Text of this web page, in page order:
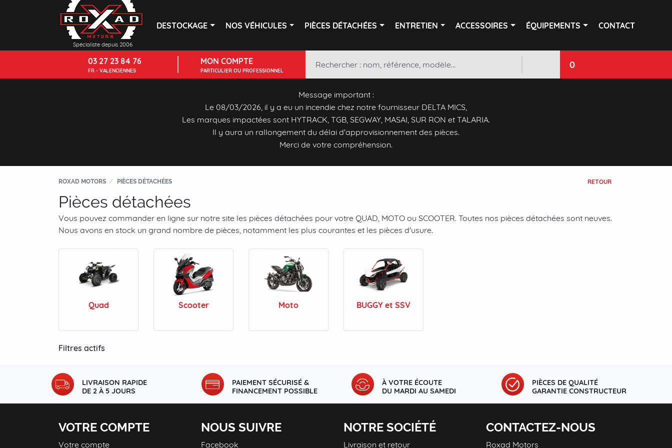
Spécialiste depuis 2006
DESTOCKAGE NOS VÉHICULES PIÈCES DÉTACHÉES ENTRETIEN ACCESSOIRES ÉQUIPEMENTS CONTACT
03 27 23 84 76
FR - VALENCIENNES
MON COMPTE
PARTICULIER OU PROFESSIONNEL
0
Message important :
Le 08/03/2026, il y a eu un incendie chez notre fournisseur DELTA MICS,
Les marques impactées sont HYTRACK, TGB, SEGWAY, MASAI, SUR RON et TALARIA.
Il y aura un rallongement du délai d'approvisionnement des pièces.
Merci de votre compréhension.
ROXAD MOTORS PIÈCES DÉTACHÉES RETOUR
Pièces détachées
Vous pouvez commander en ligne sur notre site les pièces détachées pour votre QUAD, MOTO ou SCOOTER. Toutes nos pièces détachées sont neuves.
Nous avons en stock un grand nombre de pièces, notamment les plus courantes et les pièces d'usure.
Quad Scooter Moto BUGGY et SSV
Filtres actifs
LIVRAISON RAPIDE
DE 2 À 5 JOURS
PAIEMENT SÉCURISÉ &
FINANCEMENT POSSIBLE
À VOTRE ÉCOUTE
DU MARDI AU SAMEDI
PIÈCES DE QUALITÉ
GARANTIE CONSTRUCTEUR
VOTRE COMPTE
Votre compte
NOUS SUIVRE
Facebook
NOTRE SOCIÉTÉ
Livraison et retour
CONTACTEZ-NOUS
Roxad Motors